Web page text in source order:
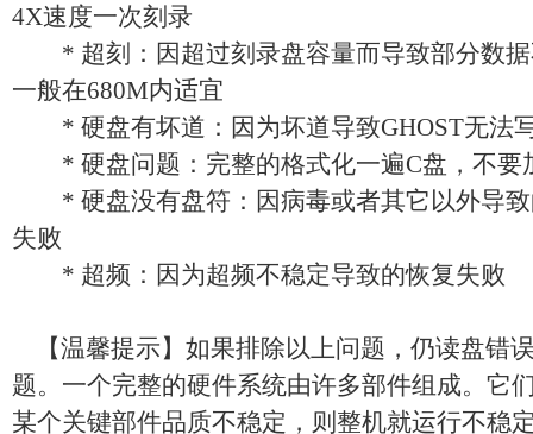
4X速度一次刻录
* 超刻：因超过刻录盘容量而导致部分数据
一般在680M内适宜
* 硬盘有坏道：因为坏道导致GHOST无法
* 硬盘问题：完整的格式化一遍C盘，不要
* 硬盘没有盘符：因病毒或者其它以外导致
失败
* 超频：因为超频不稳定导致的恢复失败
【温馨提示】如果排除以上问题，仍读盘错
题。一个完整的硬件系统由许多部件组成。它
某个关键部件品质不稳定，则整机就运行不稳